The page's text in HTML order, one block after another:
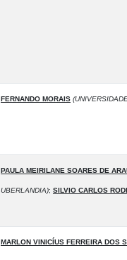
FERNANDO MORAIS
PAULA MEIRILANE SOARES DE
UBERLANDIA); SILVIO CARLOS
MARLON VINICÍUS FERREIRA DOS